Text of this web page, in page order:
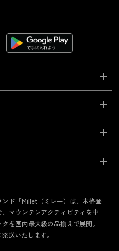
ド「Millet（ミレー）は、本格登
マウンテンアクティビティを中
を国内最大級の品揃えで展開。
送いたします。